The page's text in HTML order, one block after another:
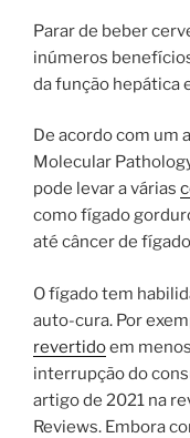
Parar de beber
inúmeros
da função hepática
De acordo com um
Molecular
pode levar a várias
como fígado
até câncer de
O fígado tem
auto-cura. Por
revertidoem
interrupção do
artigo de 2021 na
Reviews. Embora